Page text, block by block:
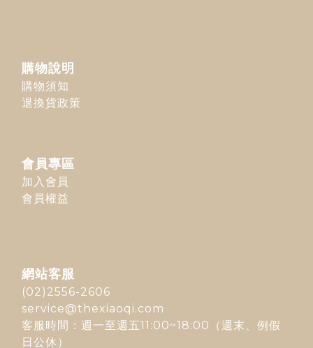
購物說明
購物須知
退換貨政策
會員專區
加入會員
會員權益
網站客服
(02)2556-2606
service@thexiaoqi.com
客服時間：週一至週五11:00~18:00（週末、例假
日公休）